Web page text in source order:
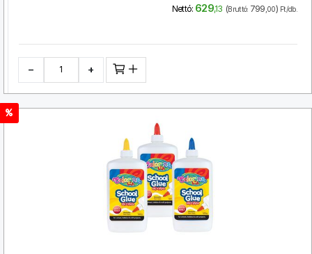
Nettó: 629,13 (Bruttó: 799,00) Ft/db.
− +